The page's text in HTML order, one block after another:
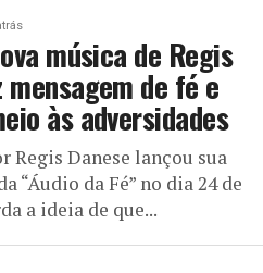
música de Regis
de fé e
às adversidades
Regis Danese lançou sua
“Áudio da Fé” no dia 24 de
a ideia de que...